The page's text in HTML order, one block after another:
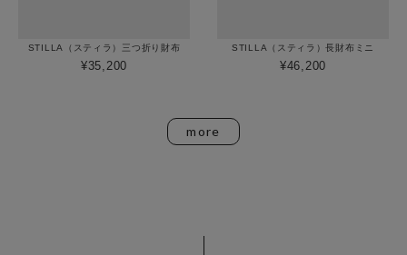
STILLA（スティラ）三つ折り財布
¥35,200
STILLA（スティラ）長財布ミニ
¥46,200
more